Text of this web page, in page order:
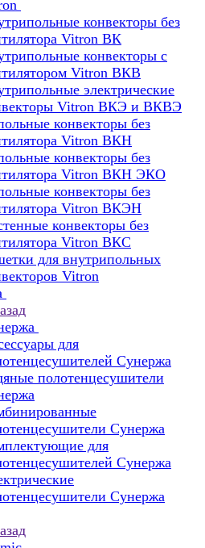
конвекторы без
Vitron ВК
конвекторы с
Vitron ВКВ
электрические
Vitron ВКЭ и ВКВЭ
конвекторы без
Vitron ВКН
конвекторы без
Vitron ВКН ЭКО
конвекторы без
Vitron ВКЭН
конвекторы без
Vitron ВКС
для внутрипольных
Vitron
для
Сунержа
полотенцесушители
Сунержа
для
Сунержа
Сунержа